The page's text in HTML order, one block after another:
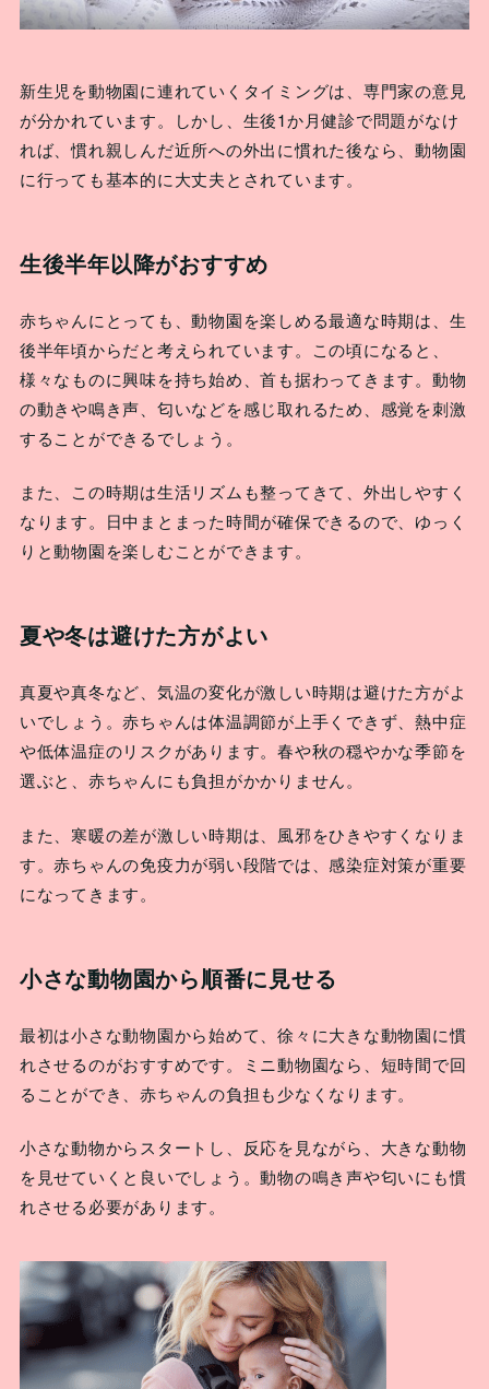
新生児を動物園に連れていくタイミングは、専門家の意見
が分かれています。しかし、生後1か月健診で問題がなけ
れば、慣れ親しんだ近所への外出に慣れた後なら、動物園
に行っても基本的に大丈夫とされています。
生後半年以降がおすすめ
赤ちゃんにとっても、動物園を楽しめる最適な時期は、生
後半年頃からだと考えられています。この頃になると、
様々なものに興味を持ち始め、首も据わってきます。動物
の動きや鳴き声、匂いなどを感じ取れるため、感覚を刺激
することができるでしょう。
また、この時期は生活リズムも整ってきて、外出しやすく
なります。日中まとまった時間が確保できるので、ゆっく
りと動物園を楽しむことができます。
夏や冬は避けた方がよい
真夏や真冬など、気温の変化が激しい時期は避けた方がよ
いでしょう。赤ちゃんは体温調節が上手くできず、熱中症
や低体温症のリスクがあります。春や秋の穏やかな季節を
選ぶと、赤ちゃんにも負担がかかりません。
また、寒暖の差が激しい時期は、風邪をひきやすくなりま
す。赤ちゃんの免疫力が弱い段階では、感染症対策が重要
になってきます。
小さな動物園から順番に見せる
最初は小さな動物園から始めて、徐々に大きな動物園に慣
れさせるのがおすすめです。ミニ動物園なら、短時間で回
ることができ、赤ちゃんの負担も少なくなります。
小さな動物からスタートし、反応を見ながら、大きな動物
を見せていくと良いでしょう。動物の鳴き声や匂いにも慣
れさせる必要があります。